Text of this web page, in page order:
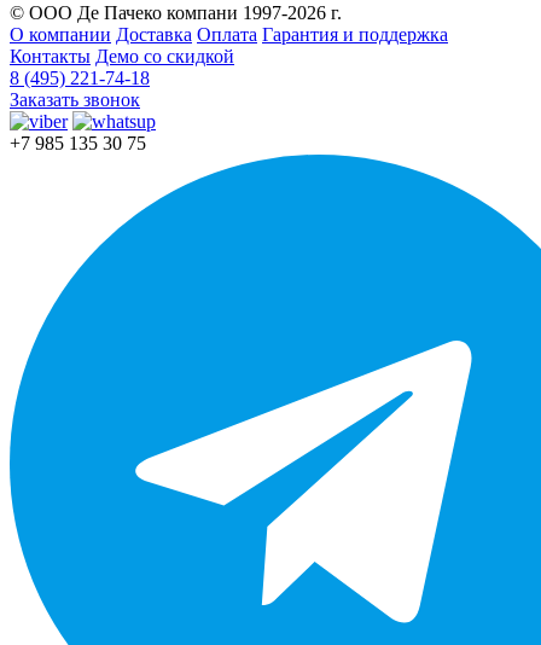
© ООО Де Пачеко компани 1997-2026 г.
О компании Доставка Оплата Гарантия и поддержка
Контакты Демо со скидкой
8 (495) 221-74-18
Заказать звонок
+7 985 135 30 75